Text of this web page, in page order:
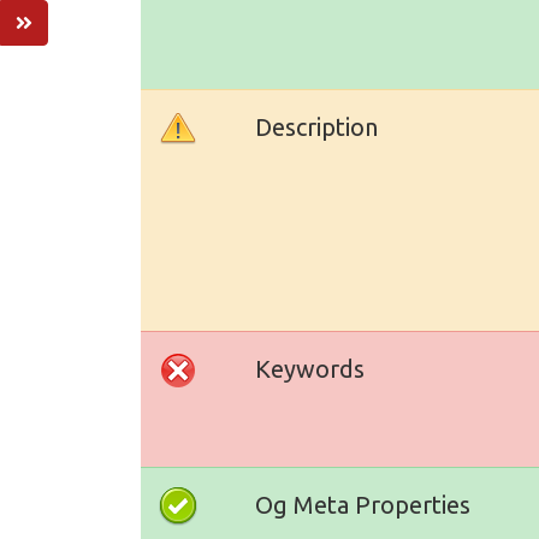
Description
Keywords
Og Meta Properties